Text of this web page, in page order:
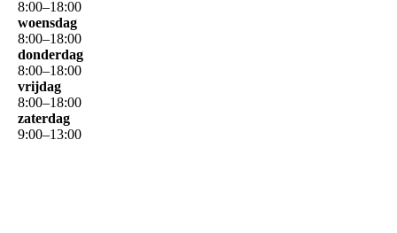
8:00–18:00
woensdag
8:00–18:00
donderdag
8:00–18:00
vrijdag
8:00–18:00
zaterdag
9:00–13:00